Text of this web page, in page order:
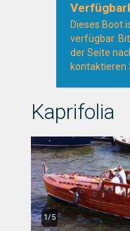
Dieses Boot
verfügbar.
der Seite
kontaktieren
Kaprifolia
1/5